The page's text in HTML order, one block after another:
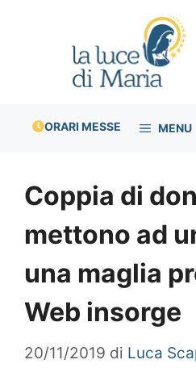
ORARI MESSE MENU
Coppia di
mettono ad
una maglia
Web insorge
20/11/2019 di Luca